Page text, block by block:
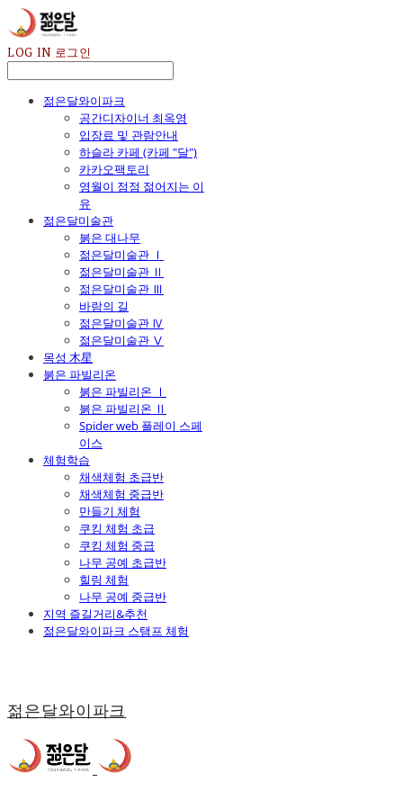
LOG IN 로그인
젊은달와이파크
공간디자이너 최옥영
입장료 및 관람안내
하슬라 카페 (카페 "달")
카카오팩토리
영월이 점점 젊어지는 이
유
젊은달미술관
붉은 대나무
젊은달미술관 Ⅰ
젊은달미술관 Ⅱ
젊은달미술관 Ⅲ
바람의 길
젊은달미술관 Ⅳ
젊은달미술관 Ⅴ
목성 木星
붉은 파빌리온
붉은 파빌리온 Ⅰ
붉은 파빌리온 Ⅱ
Spider web 플레이 스페
이스
체험학습
채색체험 초급반
채색체험 중급반
만들기 체험
쿠킹 체험 초급
쿠킹 체험 중급
나무 공예 초급반
힐링 체험
나무 공예 중급반
지역 즐길거리&추천
젊은달와이파크 스탬프 체험
젊은달와이파크